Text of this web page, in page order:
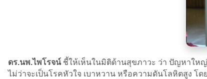
ดร.นพ.ไพโรจน์ ชี้ให้เห็นในมิติด้านสุขภาวะ ว่า ปัญหาใหญ่
ไม่ว่าจะเป็นโรคหัวใจ เบาหวาน หรือความดันโลหิตสูง โ